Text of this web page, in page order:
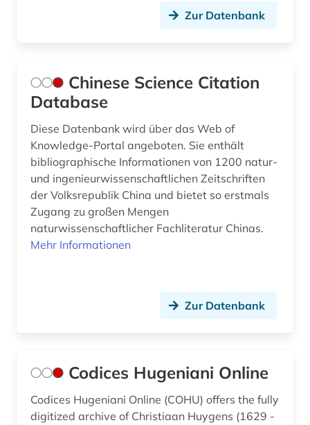
Zur Datenbank
Chinese Science Citation
Database
Diese Datenbank wird über das Web of
Knowledge-Portal angeboten. Sie enthält
bibliographische Informationen von 1200 natur-
und ingenieurwissenschaftlichen Zeitschriften
der Volksrepublik China und bietet so erstmals
Zugang zu großen Mengen
naturwissenschaftlicher Fachliteratur Chinas.
Mehr Informationen
Zur Datenbank
Codices Hugeniani Online
Codices Hugeniani Online (COHU) offers the fully
digitized archive of Christiaan Huygens (1629 -